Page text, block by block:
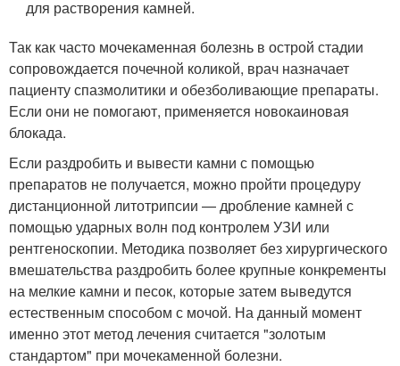
для растворения камней.
Так как часто мочекаменная болезнь в острой стадии
сопровождается почечной коликой, врач назначает
пациенту спазмолитики и обезболивающие препараты.
Если они не помогают, применяется новокаиновая
блокада.
Если раздробить и вывести камни с помощью
препаратов не получается, можно пройти процедуру
дистанционной литотрипсии — дробление камней с
помощью ударных волн под контролем УЗИ или
рентгеноскопии. Методика позволяет без хирургического
вмешательства раздробить более крупные конкременты
на мелкие камни и песок, которые затем выведутся
естественным способом с мочой. На данный момент
именно этот метод лечения считается "золотым
стандартом" при мочекаменной болезни.